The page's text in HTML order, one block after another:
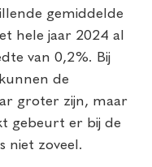
gemiddelde
hele jaar 2024 al
van 0,2%. Bij
de
groter zijn, maar
gebeurt er bij de
niet zoveel.